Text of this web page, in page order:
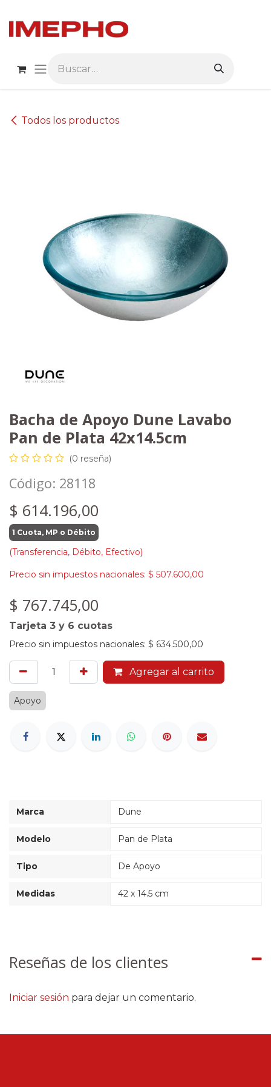
Todos los productos
Bacha de Apoyo Dune Lavabo
Pan de Plata 42x14.5cm
(0 reseña)
Código: 28118
$ 614.196,00
1 Cuota, MP o Débito
(Transferencia, Débito, Efectivo)
Precio sin impuestos nacionales: $ 507.600,00
$ 767.745,00
Tarjeta 3 y 6 cuotas
Precio sin impuestos nacionales: $ 634.500,00
Agregar al carrito
Apoyo
Marca Dune
Modelo Pan de Plata
Tipo De Apoyo
Medidas 42 x 14.5 cm
Reseñas de los clientes
Iniciar sesión para dejar un comentario.